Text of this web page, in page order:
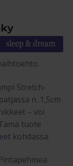
Stretch-
n. 1,5cm
– voi
tuote
kohdassa.